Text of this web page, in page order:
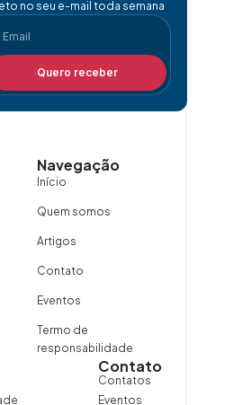
no seu e-mail toda semana
Quero receber
Navegação
Início
Quem somos
Artigos
Contato
Eventos
Termo de
responsabilidade
Contato
Contatos
Eventos